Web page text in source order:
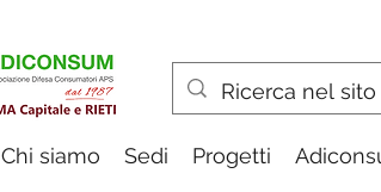
Chi siamo Sedi Progetti